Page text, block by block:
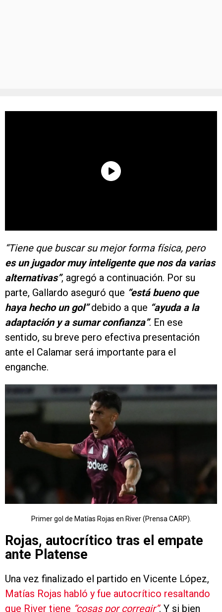
“Tiene que buscar su mejor forma física, pero
es un jugador muy inteligente que nos da varias
alternativas”, agregó a continuación. Por su
parte, Gallardo aseguró que “está bueno que
haya hecho un gol”debido a que “ayuda a la
adaptación y a sumar confianza”. En ese
sentido, su breve pero efectiva presentación
ante el Calamar será importante para el
enganche.
Primer gol de Matías Rojas en River (Prensa CARP).
Rojas, autocrítico tras el empate
ante Platense
Una vez finalizado el partido en Vicente López,
Matías Rojas habló y fue autocrítico resaltando
que River tiene “cosas por corregir”. Y si bien